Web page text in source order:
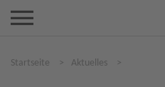
Startseite > Aktuelles >